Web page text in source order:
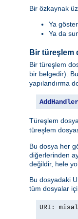
Bir özkaynak
Ya
Ya da
Bir türeşlem
Bir türeşlem
bir belgedir).
yapılandırma
AddHandler
Türeşlem
türeşlem
Bu dosya her
diğerlerinden
değildir, hele
Bu dosyadaki
tüm dosyalar
URI: misal